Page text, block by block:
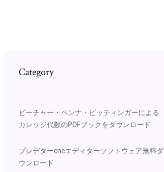
Category
ビーチャー・ペンナ・ビッティンガーによる
カレッジ代数のPDFブックをダウンロード
プレデターcncエディターソフトウェア無料ダ
ウンロード